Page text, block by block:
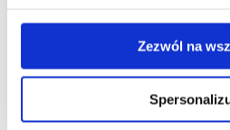
Zezwól na
+48 725 000 004
KONTAKT@POSESJA-
Biuro: ul. Plażowa 4a
ulicy),